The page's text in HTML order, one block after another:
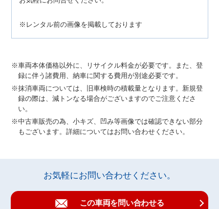
※レンタル前の画像を掲載しております
車両本体価格以外に、リサイクル料金が必要です。また、登
録に伴う諸費用、納車に関する費用が別途必要です。
抹消車両については、旧車検時の積載量となります。新規登
録の際は、減トンなる場合がございますのでご注意くださ
い。
中古車販売の為、小キズ、凹み等画像では確認できない部分
もございます。詳細についてはお問い合わせください。
お気軽にお問い合わせください。
この車両を問い合わせる